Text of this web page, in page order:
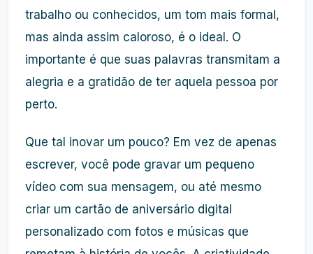
trabalho ou conhecidos, um tom mais formal,
mas ainda assim caloroso, é o ideal. O
importante é que suas palavras transmitam a
alegria e a gratidão de ter aquela pessoa por
perto.
Que tal inovar um pouco? Em vez de apenas
escrever, você pode gravar um pequeno
vídeo com sua mensagem, ou até mesmo
criar um cartão de aniversário digital
personalizado com fotos e músicas que